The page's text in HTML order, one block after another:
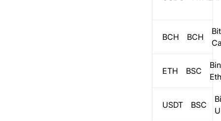
BCH BCH
ETH BSC
USDT BSC